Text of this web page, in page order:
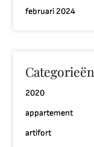
februari 2024
Categorieën
2020
appartement
artifort